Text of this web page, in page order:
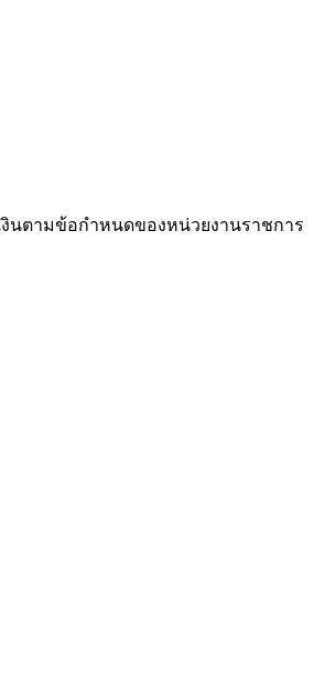
นตามข้อกำหนดของหน่วยงานราชการ